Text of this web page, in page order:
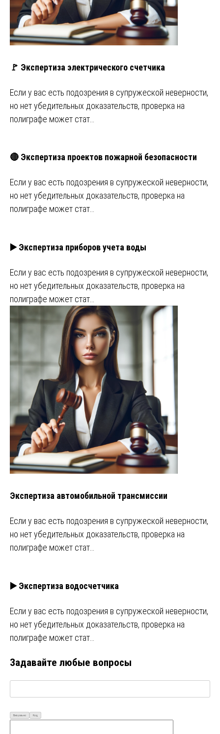
🚩 Экспертиза электрического счетчика
Если у вас есть подозрения в супружеской неверности,
но нет убедительных доказательств, проверка на
полиграфе может стат…
🔴 Экспертиза проектов пожарной безопасности
Если у вас есть подозрения в супружеской неверности,
но нет убедительных доказательств, проверка на
полиграфе может стат…
▶️ Экспертиза приборов учета воды
Если у вас есть подозрения в супружеской неверности,
но нет убедительных доказательств, проверка на
полиграфе может стат…
Экспертиза автомобильной трансмиссии
Если у вас есть подозрения в супружеской неверности,
но нет убедительных доказательств, проверка на
полиграфе может стат…
▶️ Экспертиза водосчетчика
Если у вас есть подозрения в супружеской неверности,
но нет убедительных доказательств, проверка на
полиграфе может стат…
Задавайте любые вопросы
Визуально Код